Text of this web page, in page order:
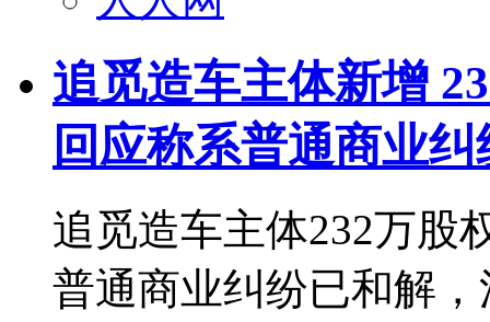
追觅造车主体新增
回应称系普通商业
追觅造车主体232万股
普通商业纠纷已和解